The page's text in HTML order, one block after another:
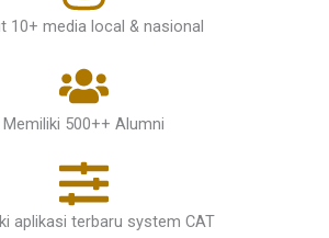
10+ media local & nasional
Memiliki 500++ Alumni
aplikasi terbaru system CAT